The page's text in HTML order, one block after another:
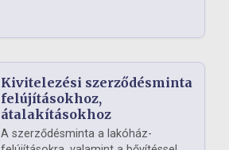
Kivitelezési szerződésminta
felújításokhoz,
átalakításokhoz
A szerződésminta a lakóház-